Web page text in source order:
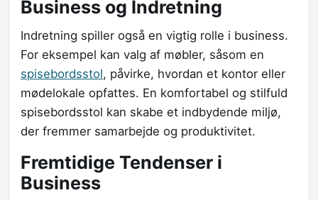
Business og Indretning
Indretning spiller også en vigtig rolle i business.
For eksempel kan valg af møbler, såsom en
spisebordsstol, påvirke, hvordan et kontor eller
mødelokale opfattes. En komfortabel og stilfuld
spisebordsstol kan skabe et indbydende miljø,
der fremmer samarbejde og produktivitet.
Fremtidige Tendenser i
Business